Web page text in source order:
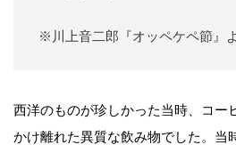
※川上音二郎『オッペケペ節』
西洋のものが珍しかった当時、コー
かけ離れた異質な飲み物でした。当